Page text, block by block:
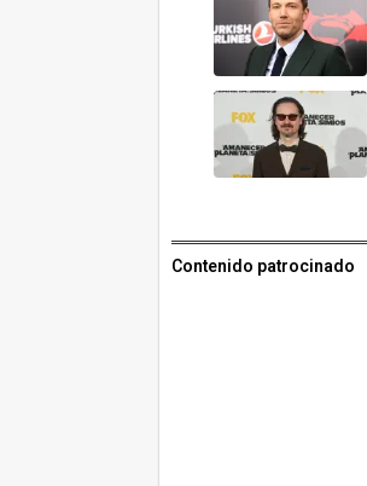
Contenido patrocinado